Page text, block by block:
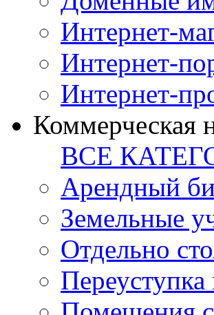
Интернет-
Интернет-
Интернет-
Коммерческая
ВСЕ
Арендный
Земельные
Отдельно